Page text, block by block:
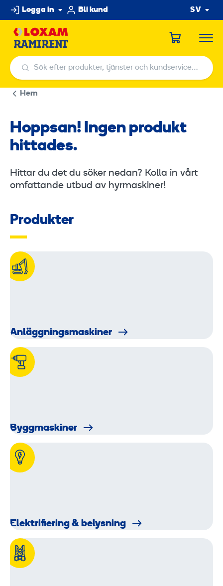
Hoppa
till
innehållet
Logga in Bli kund SV
Sök efter produkter, tjänster och kundservicecenter
Sök efter produkter, tjänster och kundservicecenter
Hem
Hoppsan! Ingen produkt
hittades.
Hittar du det du söker nedan? Kolla in vårt
omfattande utbud av hyrmaskiner!
Produkter
Anläggnings­maskiner
Byggmaskiner
Elektrifiering & belysning